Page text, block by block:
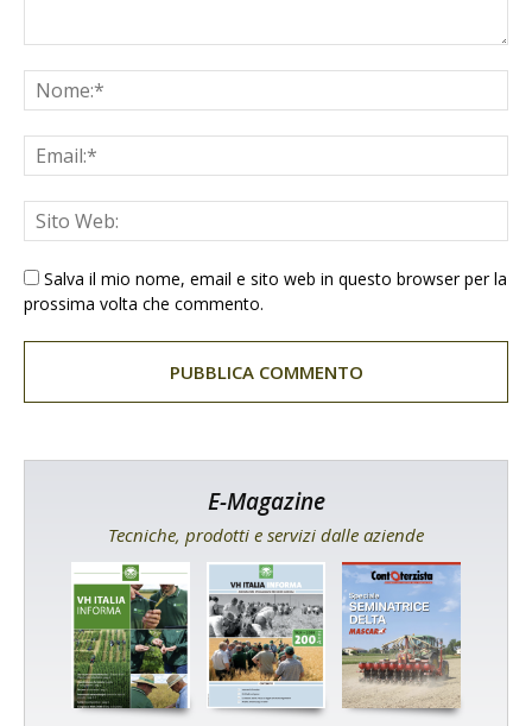
Salva il mio nome, email e sito web in questo browser per la
prossima volta che commento.
E-Magazine
Tecniche, prodotti e servizi dalle aziende